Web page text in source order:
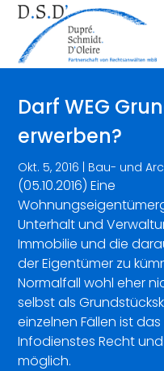
Darf WEG
erwerben?
Okt. 5, 2016 | Bau- und
(05.10.2016) Eine
Unterhalt und
Immobilie und die
der Eigentümer zu
Normalfall wohl eher
selbst als
einzelnen Fällen ist
Infodienstes Recht
möglich.